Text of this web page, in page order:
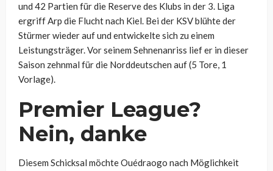
und 42 Partien für die Reserve des Klubs in der 3. Liga
ergriff Arp die Flucht nach Kiel. Bei der KSV blühte der
Stürmer wieder auf und entwickelte sich zu einem
Leistungsträger. Vor seinem Sehnenanriss lief er in dieser
Saison zehnmal für die Norddeutschen auf (5 Tore, 1
Vorlage).
Premier League?
Nein, danke
Diesem Schicksal möchte Ouédraogo nach Möglichkeit